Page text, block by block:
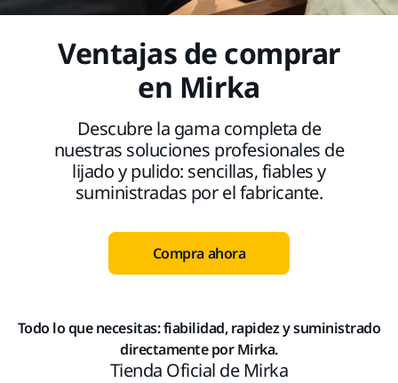
Ventajas de comprar
en Mirka
Descubre la gama completa de
nuestras soluciones profesionales de
lijado y pulido: sencillas, fiables y
suministradas por el fabricante.
Compra ahora
Todo lo que necesitas: fiabilidad, rapidez y suministrado
directamente por Mirka.
Tienda Oficial de Mirka